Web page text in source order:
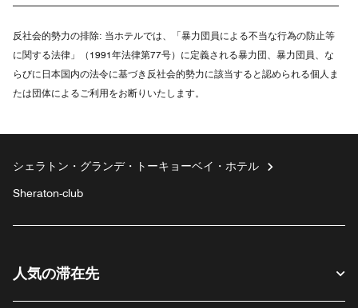
反社会的勢力の排除: 当ホテルでは、「暴力団員による不当な行為の防止等
に関する法律」（1991年法律第77号）に定義される暴力団、暴力団員、な
らびに日本国内の法令に基づき反社会的勢力に該当すると認められる個人ま
たは団体によるご利用をお断りいたします。
シェラトン・グランデ・トーキョーベイ・ホテル
Sheraton-club
人気の滞在先